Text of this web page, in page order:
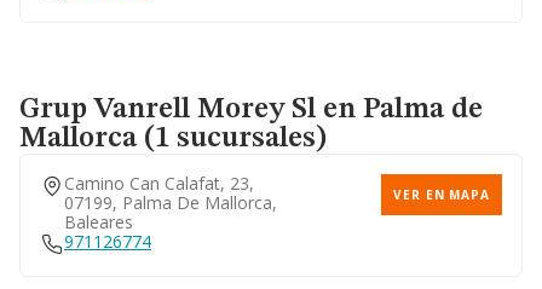
Grup Vanrell Morey Sl en Palma de
Mallorca (1 sucursales)
Camino Can Calafat, 23,
07199, Palma De Mallorca,
Baleares
VER EN MAPA
971126774